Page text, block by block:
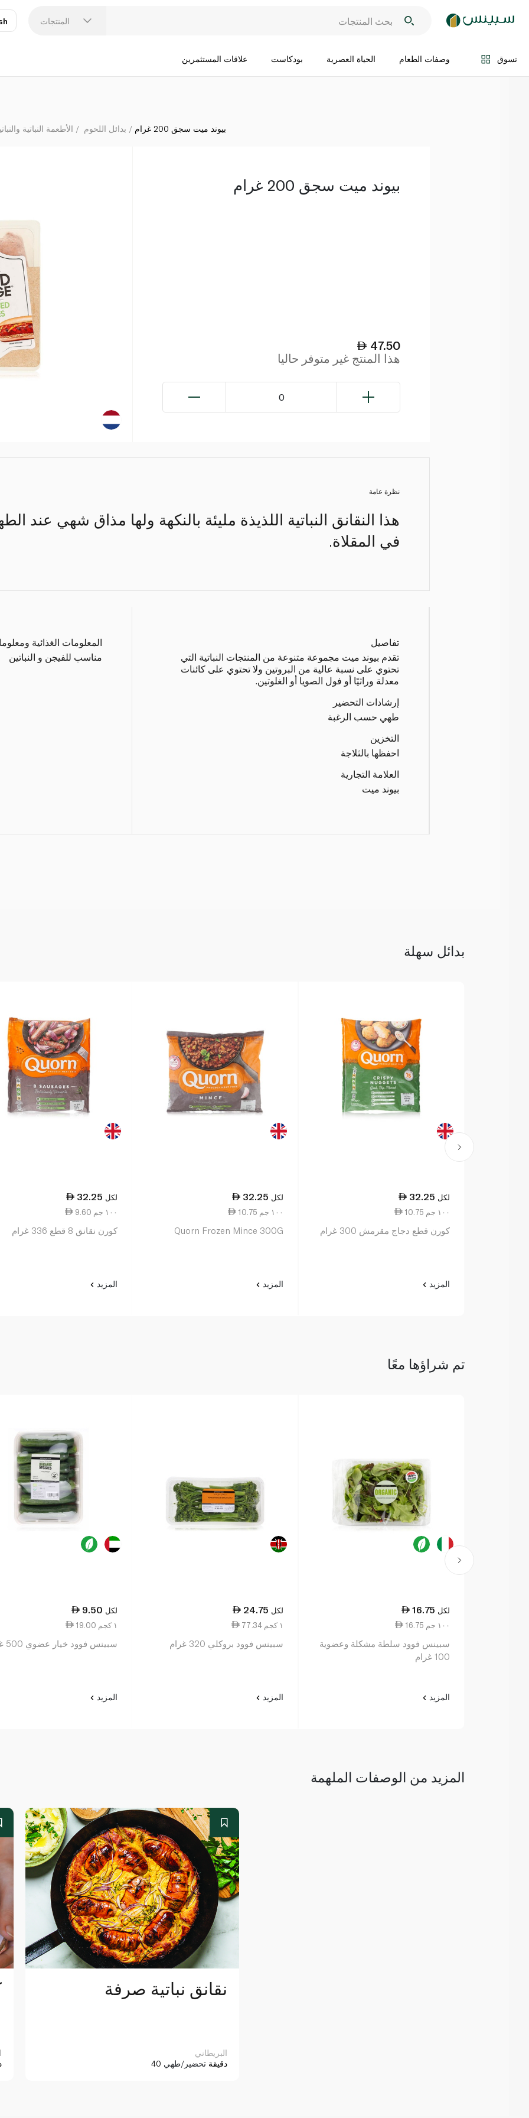
المنتجات
تسوق وصفات الطعام الحياة العصرية بودكاست علاقات المستثمرين
اضف الى السلة
الأطعمة النباتية بدائل اللحوم بيوند ميت سجق 200 غرام
بيوند ميت سجق 200 غرام
47.50
هذا المنتج غير متوفر حاليا
0
نظرة عامة
هذا النقانق النباتية اللذيذة مليئة بالنكهة ولها مذاق شهي عند
في المقلاة.
تفاصيل
تقدم بيوند ميت مجموعة متنوعة من المنتجات النباتية التي
تحتوي على نسبة عالية من البروتين ولا تحتوي على كائنات
معدلة وراثيًا أو فول الصويا أو الغلوتين.
إرشادات التحضير
طهي حسب الرغبة
التخزين
احفظها بالثلاجة
العلامة التجارية
بيوند ميت
المعلومات الغذائية
مناسب للفيجن و النباتين
بدائل سهلة
32.25 لكل
10.75 ١٠٠ جم
كورن قطع دجاج مقرمش 300 غرام
المزيد
32.25 لكل
10.75 ١٠٠ جم
Quorn Frozen Mince 300G
المزيد
32.25 لكل
9.60 ١٠٠ جم
كورن نقانق 8 قطع 336 غرام
المزيد
تم شراؤها معًا
16.75 لكل
16.75 ١٠٠ جم
سبينس فوود سلطة مشكلة وعضوية
100 غرام
المزيد
24.75 لكل
77.34 ١ كجم
سبينس فوود بروكلي 320 غرام
المزيد
9.50 لكل
19.00 ١ كجم
سبينس فوود خيار عضوي 500 غرام
المزيد
المزيد من الوصفات الملهمة
نقانق نباتية صرفة
البريطاني
40 دقيقة تحضير/طهي